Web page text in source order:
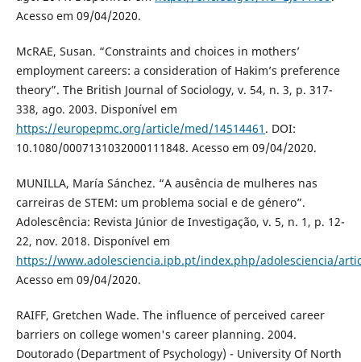
Acesso em 09/04/2020.
McRAE, Susan. “Constraints and choices in mothers’
employment careers: a consideration of Hakim’s preference
theory”. The British Journal of Sociology, v. 54, n. 3, p. 317-
338, ago. 2003. Disponível em
https://europepmc.org/article/med/14514461 . DOI:
10.1080/0007131032000111848. Acesso em 09/04/2020.
MUNILLA, María Sánchez. “A ausência de mulheres nas
carreiras de STEM: um problema social e de género”.
Adolescência: Revista Júnior de Investigação, v. 5, n. 1, p. 12-
22, nov. 2018. Disponível em
https://www.adolesciencia.ipb.pt/index.php/adolesciencia/
Acesso em 09/04/2020.
RAIFF, Gretchen Wade. The influence of perceived career
barriers on college women's career planning. 2004.
Doutorado (Department of Psychology) - University Of North